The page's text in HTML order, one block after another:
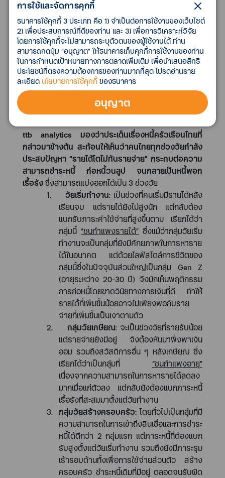
เพิ่มขึ้นจากปี2561ที่อยู่ที่
ของประชากรในช่วงอายุ
ดังกล่าว ขณะที่ปริมาณหนี้ก็ยังค่อนข้างสูงเฉลี่ย1.02แสน
บาทต่อคน ซึ่งสูงเมื่อเทียบกับปริมาณหนี้ในระบบของ
ประชากรในช่วงวัยทำงาน (อายุ25-35ปี) ที่เฉลี่ยอยู่ที่
หมื่นบาทต่อคน ยิ่งกว่านั้น สัดส่วนหนี้เสียที่เกิดขึ้นจาก
บัญชีลูกหนี้ในช่วงอายุ60-70ปี ยังค่อนข้างสูงถึง14%
ของบัญชีหนี้ในระบบ ซึ่งกลุ่มนี้กำลังกลายเป็น
เรื้อรังจากความสามารถในการหารายได้ในช่วงบั้นปลาย
ชีวิตค่อนข้างต่ำ สวนทางกับค่าใช้จ่ายด้านสุขภาพที่นับวัน
จะเพิ่มขึ้นตามอายุ
ttb analytics มองว่าประเด็นเรื่องหนี้ครัวเรือนไทยที่
กล่าวมาข้างต้น สะท้อนให้เห็นว่าคนไทยทุกช่วงวัยกำลัง
ประสบปัญหา “รายได้โตไม่ทันรายจ่าย” กระทบต่อความ
สามารถชำระหนี้ ก่อหนี้วนลูป จนกลายเป็นหนี้พอก
เรื้อรังซึ่งสามารถแบ่งออกได้เป็น3 ช่วงวัย
1.
วัยเริ่มทำงาน: เป็นช่วงที่คนเริ่มมีรายได้หลัง
เรียนจบ แต่รายได้ยังไม่สูงนัก แต่กลับต้อง
แบกรับภาระค่าใช้จ่ายที่สูงขึ้นตาม เรียกได้ว่า
กลุ่มนี้ “ชนกำแพงรายได้” ซึ่งแม้ว่ากลุ่มวัยเริ่ม
ทำงานจะเป็นกลุ่มที่ยังมีศักยภาพในการหาราย
ได้ในอนาคต แต่ด้วยไลฟ์สไตล์การชีวิตของ
กลุ่มนี้ซึ่งในปัจจุบันส่วนใหญ่เป็นกลุ่ม Gen Z
(อายุระหว่าง 20-30 ปี) จึงมักเห็นพฤติกรรม
การก่อหนี้โดยขาดวินัยทางการเงินที่ดี ทำให้
รายได้ที่เพิ่มขึ้นน้อยอาจไม่เพียงพอกับราย
จ่ายที่เพิ่มขึ้นเป็นเงาตามตัว
2.
กลุ่มวัยเกษียณ:จะเป็นช่วงวัยที่รายรับน้อย
แต่รายจ่ายยังมีอยู่ จึงต้องหันมาพึ่งพาเงิน
ออม รวมถึงสวัสดิการอื่น ๆ หลังเกษียณ ซึ่ง
เรียกได้ว่าเป็นกลุ่มที่ “ชนกำแพงอายุ”
เนื่องจากความสามารถในการหารายได้ลดลง
มากเมื่อแก่ตัวลง แต่กลับยังต้องแบกภาระหนี้
เรื้อรังที่สะสมมาตั้งแต่วัยทำงาน
3. กลุ่มวัยสร้างครอบครัว: โดยทั่วไปเป็นกลุ่มที่มี
ความสามารถในการเข้าถึงสินเชื่อและการชำระ
หนี้ได้ดีกว่า 2 กลุ่มแรก แต่ภาระหนี้ที่ต้องแบก
รับสูงตั้งแต่วัยเริ่มทำงาน รวมถึงยังมีภาระรุม
เร้ารอบด้านทั้งเพื่อการใช้จ่ายส่วนตัว สร้าง
ครอบครัว ชำระหนี้เดิมที่มีอยู่ ตลอดจนรับผิด
การใช้และจัดการคุกกี้
ธนาคารใช้คุกกี้ 3 ประเภท คือ 1) จำเป็นต่อการใช้งานของเว็บไซต์
2) เพื่อประสบการณ์ที่ดีของท่าน และ 3) เพื่อการวิเคราะห์วิจัย
โดยการใช้คุกกี้จะไม่สามารถระบุตัวตนของผู้ใช้งานได้ ท่าน
สามารถกดปุ่ม “อนุญาต” ให้ธนาคารเก็บคุกกี้การใช้งานของท่าน
ในการกำหนดเป้าหมายทางการตลาดเพิ่มเติม เพื่อนำเสนอสิทธิ
ประโยชน์ที่ตรงความต้องการของท่านมากที่สุด โปรดอ่านราย
ละเอียด นโยบายการใช้คุกกี้ของธนาคาร
อนุญาต